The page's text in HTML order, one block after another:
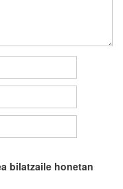
bilatzaile honetan